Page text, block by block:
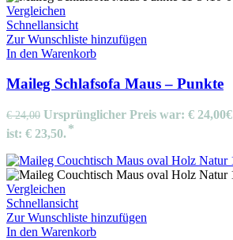
Vergleichen
Schnellansicht
Zur Wunschliste hinzufügen
In den Warenkorb
Maileg Schlafsofa Maus – Punkte
€24,00 Ursprünglicher Preis war: € 24,00€
ist: € 23,50.
Vergleichen
Schnellansicht
Zur Wunschliste hinzufügen
In den Warenkorb